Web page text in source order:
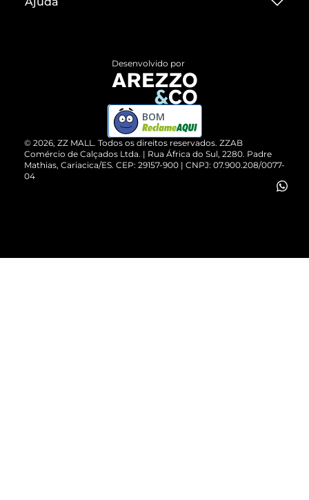
Termos de Uso
ZZ MALL é confiável
Cartão Presente
Vendas Corporativas
Devolução do Produto
Compre pelo WhatsApp
© 2026, ZZ MALL. Todos os direitos reservados. ZZAB
Comércio de Calçados Ltda. | Rua África do Sul, 2280. Padre
Mathias, Cariacica/ES. CEP: 29157-900 | CNPJ: 07.900.208/0077-
04
Desenvolvido por
BOM